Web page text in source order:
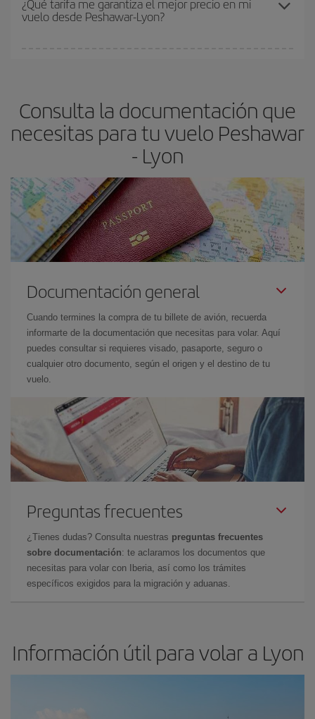
y de que las tarifas más baratas (turista) estén disponibles o se
¿Qué tarifa me garantiza el mejor precio en mi
vuelo desde Peshawar-Lyon?
Consulta la documentación que
necesitas para tu vuelo Peshawar
- Lyon
Documentación general
Cuando termines la compra de tu billete de avión, recuerda
informarte de la documentación que necesitas para volar. Aquí
puedes consultar si requieres visado, pasaporte, seguro o
cualquier otro documento, según el origen y el destino de tu
vuelo.
Preguntas frecuentes
¿Tienes dudas? Consulta nuestras preguntas frecuentes
sobre documentación: te aclaramos los documentos que
necesitas para volar con Iberia, así como los trámites
específicos exigidos para la migración y aduanas.
Información útil para volar a Lyon